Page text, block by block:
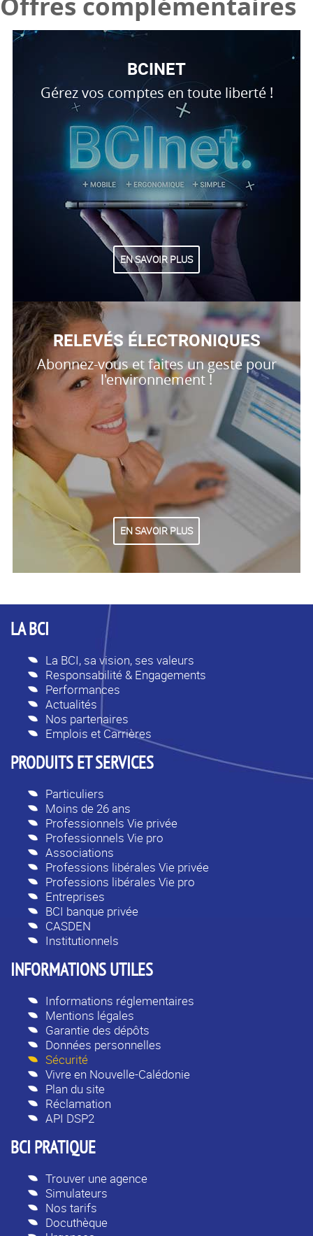
BCINET
Gérez vos comptes en toute liberté !
EN SAVOIR PLUS
RELEVÉS ÉLECTRONIQUES
Abonnez-vous et faites un geste pour
l'environnement !
EN SAVOIR PLUS
LA BCI
La BCI, sa vision, ses valeurs
Responsabilité & Engagements
Performances
Actualités
Nos partenaires
Emplois et Carrières
PRODUITS ET SERVICES
Particuliers
Moins de 26 ans
Professionnels Vie privée
Professionnels Vie pro
Associations
Professions libérales Vie privée
Professions libérales Vie pro
Entreprises
BCI banque privée
CASDEN
Institutionnels
INFORMATIONS UTILES
Informations réglementaires
Mentions légales
Garantie des dépôts
Données personnelles
Sécurité
Vivre en Nouvelle-Calédonie
Plan du site
Réclamation
API DSP2
BCI PRATIQUE
Trouver une agence
Simulateurs
Nos tarifs
Docuthèque